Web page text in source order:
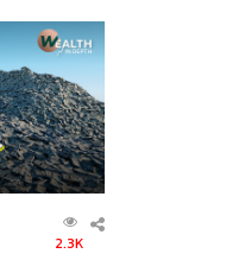
2.3K